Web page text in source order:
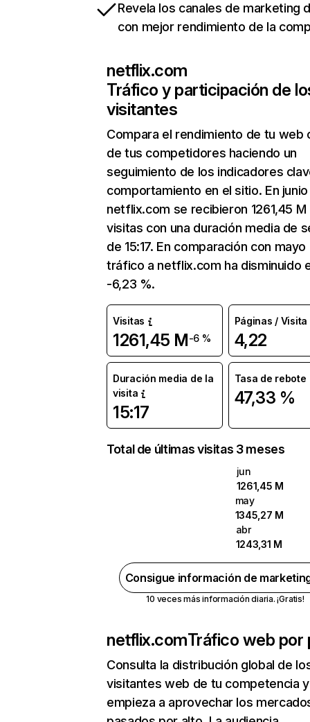
Revela los canales de marketing
con mejor rendimiento de la
netflix.com
Tráfico y participación de
visitantes
Compara el rendimiento de tu web
de tus competidores haciendo un
seguimiento de los indicadores
comportamiento en el sitio. En junio
netflix.com se recibieron 1261,45 M
visitas con una duración media de
de 15:17. En comparación con mayo
tráfico a netflix.com ha disminuido
-6,23 %.
Visitas
1261,45 M-6 %
Páginas / Visita
4,22
Duración media de la
visita
15:17
Tasa de rebote
47,33 %
Total de últimas visitas 3 meses
jun
1261,45 M
may
1345,27 M
abr
1243,31 M
Consigue información de
10 veces más información diaria. ¡Gratis!
netflix.comTráfico web por
Consulta la distribución global de
visitantes web de tu competencia y
empieza a aprovechar los